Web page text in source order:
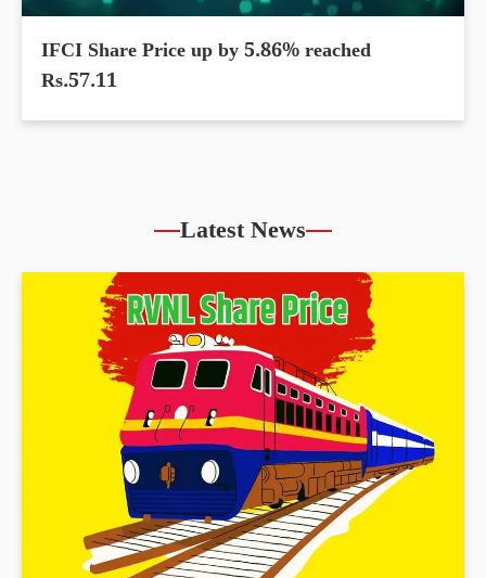
IFCI Share Price up by 5.86% reached
Rs.57.11
Latest News